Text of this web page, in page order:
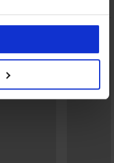
gefallen